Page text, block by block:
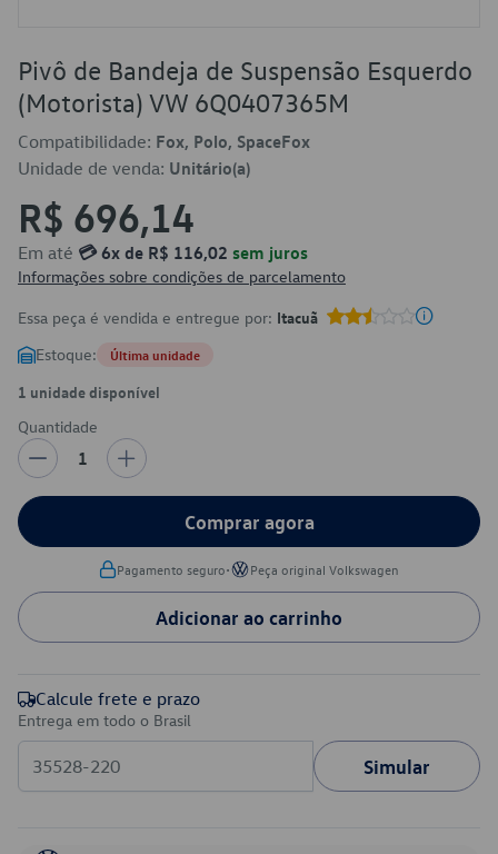
Pivô de Bandeja de Suspensão Esquerdo
(Motorista) VW 6Q0407365M
Compatibilidade: Fox, Polo, SpaceFox
Unidade de venda: Unitário(a)
R$ 696,14
Em até 💳 6x de R$ 116,02 sem juros
Informações sobre condições de parcelamento
Essa peça é vendida e entregue por: Itacuã
Estoque: Última unidade
1 unidade disponível
Quantidade
1
Comprar agora
Pagamento seguro• Peça original Volkswagen
Adicionar ao carrinho
Calcule frete e prazo
Entrega em todo o Brasil
Simular